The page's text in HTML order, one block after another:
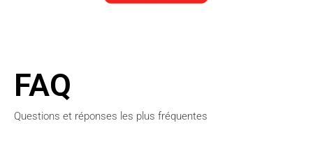
FAQ
Questions et réponses les plus fréquentes